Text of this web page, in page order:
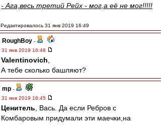
- Ага,весь третий Рейх - мог,а её не мог!!!!!
Редактировалось 31 янв 2019 16:49
RoughBoy -
31 янв 2019 16:48
Valentinovich
А тебе сколько башляют?
mp -
31 янв 2019 16:45
Ценитель , Вась. Да если Ребров с
Комбаровым придумали эти маечки,на